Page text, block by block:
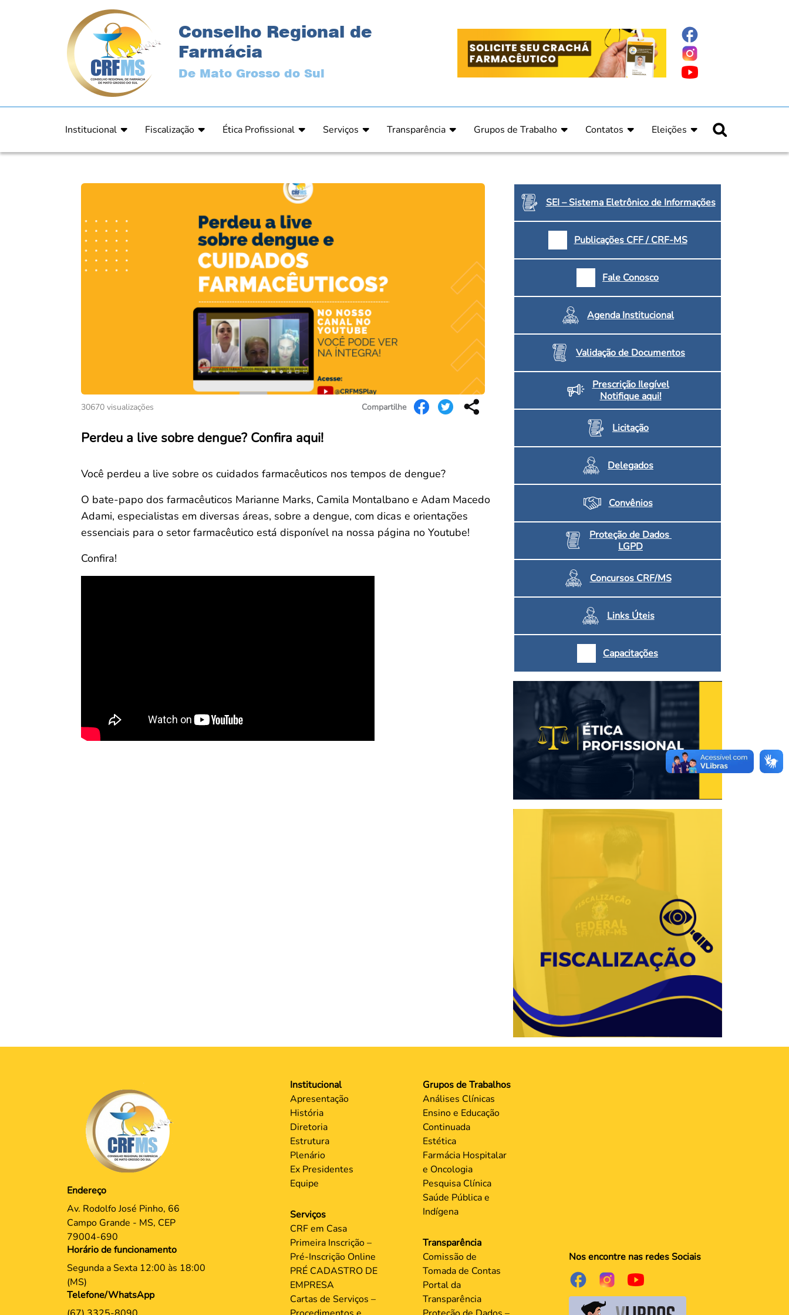
Conselho Regional de
Farmácia
De Mato Grosso do Sul
Institucional
Estrutura
Ex Presidentes
Equipe
Fiscalização
Orientação
Ética Profissional
Comunicado de Julgamento
Resultado de Julgamento / Acórdão
Relatório Comissão de Ética CRFMS
Serviços
Cartas de Serviços – Procedimentos e formulários
Dúvidas Frequentes
Convenção Coletiva 2025/2026 – Piso salarial Farmácias e Drogaria
Consulta de Farmacêuticos e Estabelecimentos Inscritos no CRF/MS
Transparência
Proteção de Dados – LGPD
Grupos de Trabalho
Estética
Farmácia Hospitalar e Oncologia
Pesquisa Clínica
Saúde Pública e Indígena
Contatos
Eleições
Candidatos
30670 visualizações Compartilhe
Perdeu a live sobre dengue? Confira aqui!
Você perdeu a live sobre os cuidados farmacêuticos nos tempos de dengue?
O bate-papo dos farmacêuticos Marianne Marks, Camila Montalbano e Adam Macedo
Adami, especialistas em diversas áreas, sobre a dengue, com dicas e orientações
essenciais para o setor farmacêutico está disponível na nossa página no Youtube!
Confira!
SEI – Sistema Eletrônico de Informações
Publicações CFF / CRF-MS
Fale Conosco
Agenda Institucional
Validação de Documentos
Prescrição Ilegível
Notifique aqui!
Licitação
Delegados
Convênios
Proteção de Dados
LGPD
Concursos CRF/MS
Links Úteis
Capacitações
Endereço
Av. Rodolfo José Pinho, 66
Campo Grande - MS, CEP
79004-690
Horário de funcionamento
Segunda a Sexta 12:00 às 18:00
(MS)
Telefone/WhatsApp
Institucional
Apresentação
História
Diretoria
Estrutura
Plenário
Ex Presidentes
Equipe
Serviços
CRF em Casa
Primeira Inscrição –
Pré-Inscrição Online
PRÉ CADASTRO DE
EMPRESA
Cartas de Serviços –
Grupos de Trabalhos
Análises Clínicas
Ensino e Educação
Continuada
Estética
Farmácia Hospitalar
e Oncologia
Pesquisa Clínica
Saúde Pública e
Indígena
Transparência
Comissão de
Tomada de Contas
Portal da
Transparência
Nos encontre nas redes Sociais